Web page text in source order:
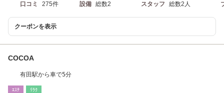
口コミ 275件 設備 総数2 スタッフ 総数2人
クーポンを表示
COCOA
有田駅から車で5分
ｴｽﾃ ﾘﾗｸ